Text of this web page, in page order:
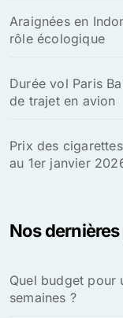
Araignées en
rôle écologique
Durée vol Paris
de trajet en avion
Prix des
au 1er janvier
Nos
Quel budget pour
semaines ?